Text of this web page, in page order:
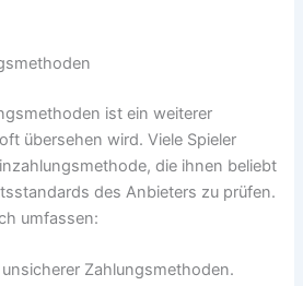
ist ein weiterer
übersehen wird. Viele Spieler
die ihnen beliebt
des Anbieters zu prüfen.
umfassen:
Zahlungsmethoden.